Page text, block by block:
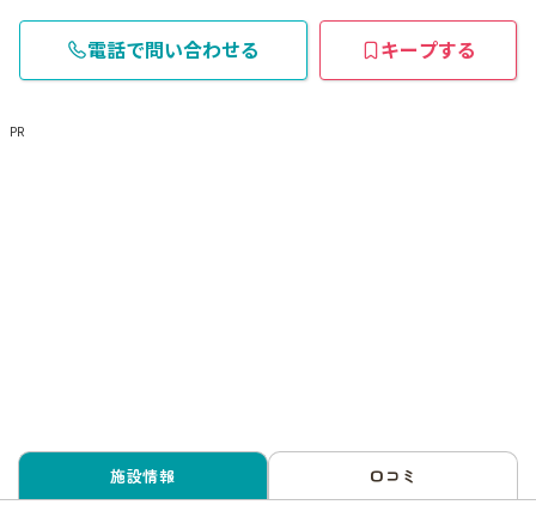
電話で問い合わせる キープする
PR
施設情報 口コミ